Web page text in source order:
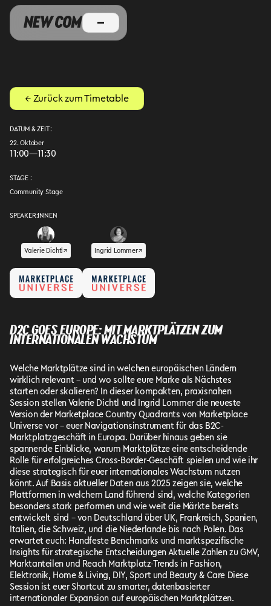
← Zurück zum Timetable
DATUM & ZEIT :
22. Oktober
11:00—11:30
STAGE :
Community Stage
SPEAKER:INNEN
Valerie Dichtl↗︎ Ingrid Lommer↗︎
D2C GOES EUROPE: MIT MARKTPLÄTZEN ZUM
INTERNATIONALEN WACHSTUM
Welche Marktplätze sind in welchen europäischen Ländern
wirklich relevant – und wo sollte eure Marke als Nächstes
starten oder skalieren? In dieser kompakten, praxisnahen
Session stellen Valerie Dichtl und Ingrid Lommer die neueste
Version der Marketplace Country Quadrants von Marketplace
Universe vor – euer Navigationsinstrument für das B2C-
Marktplatzgeschäft in Europa. Darüber hinaus geben sie
spannende Einblicke, warum Marktplätze eine entscheidende
Rolle für erfolgreiches Cross-Border-Geschäft spielen und wie ihr
diese strategisch für euer internationales Wachstum nutzen
könnt. Auf Basis aktueller Daten aus 2025 zeigen sie, welche
Plattformen in welchem Land führend sind, welche Kategorien
besonders stark performen und wie weit die Märkte bereits
entwickelt sind – von Deutschland über UK, Frankreich, Spanien,
Italien, die Schweiz, und die Niederlande bis nach Polen. Das
erwartet euch: Handfeste Benchmarks und marktspezifische
Insights für strategische Entscheidungen Aktuelle Zahlen zu GMV,
Marktanteilen und Reach Marktplatz-Trends in Fashion,
Elektronik, Home & Living, DIY, Sport und Beauty & Care Diese
Session ist euer Shortcut zu smarter, datenbasierter
internationaler Expansion auf europäischen Marktplätzen.